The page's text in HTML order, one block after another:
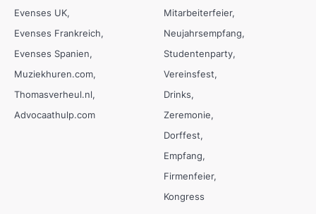
Evenses UK
Evenses Frankreich
Evenses Spanien
Muziekhuren.com
Thomasverheul.nl
Advocaathulp.com
Mitarbeiterfeier
Neujahrsempfang
Studentenparty
Vereinsfest
Drinks
Zeremonie
Dorffest
Empfang
Firmenfeier
Kongress